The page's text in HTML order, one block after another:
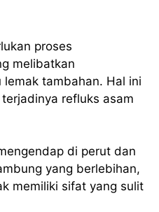
proses
melibatkan
tambahan. Hal ini
refluks asam
di perut dan
yang berlebihan,
memiliki sifat yang sulit